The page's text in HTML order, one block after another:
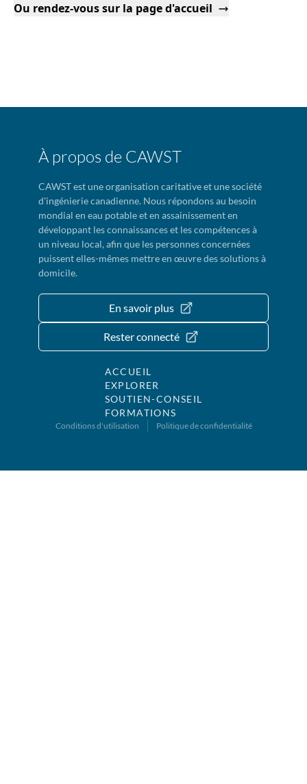
Ou rendez-vous sur la page d'accueil
À propos de CAWST
CAWST est une organisation caritative et une société
d'ingénierie canadienne. Nous répondons au besoin
mondial en eau potable et en assainissement en
développant les connaissances et les compétences à
un niveau local, afin que les personnes concernées
puissent elles-mêmes mettre en œuvre des solutions à
domicile.
En savoir plus
Rester connecté
ACCUEIL
EXPLORER
SOUTIEN-CONSEIL
FORMATIONS
Conditions d'utilisation Politique de confidentialité